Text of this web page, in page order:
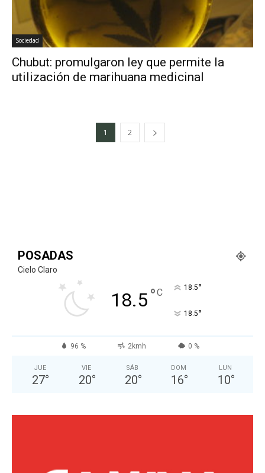
Sociedad
Chubut: promulgaron ley que permite la
utilización de marihuana medicinal
1 2
POSADAS
Cielo Claro
18.5°C 18.5°
18.5°
96 % 2kmh 0 %
JUE
27°
VIE
20°
SÁB
20°
DOM
16°
LUN
10°